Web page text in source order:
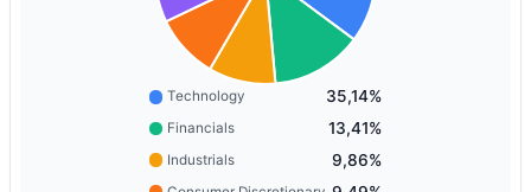
Technology 35,14%
Financials 13,41%
Industrials 9,86%